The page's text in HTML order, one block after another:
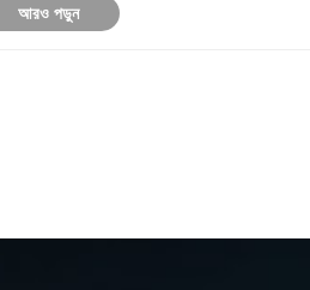
আরও পড়ুন